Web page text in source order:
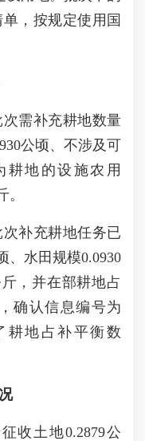
，按规定使用国
次需补充耕地数量
公顷、不涉及可
耕地的设施农用
次补充耕地任务已
、水田规模0.0930
，并在部耕地占
确认信息编号为
耕地占补平衡数
收土地0.2879公